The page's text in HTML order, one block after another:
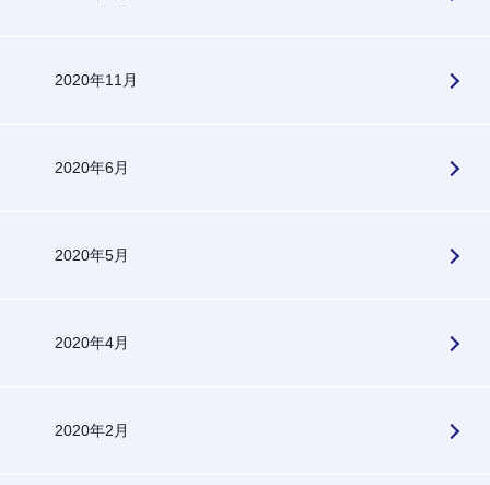
2020年11月
2020年6月
2020年5月
2020年4月
2020年2月